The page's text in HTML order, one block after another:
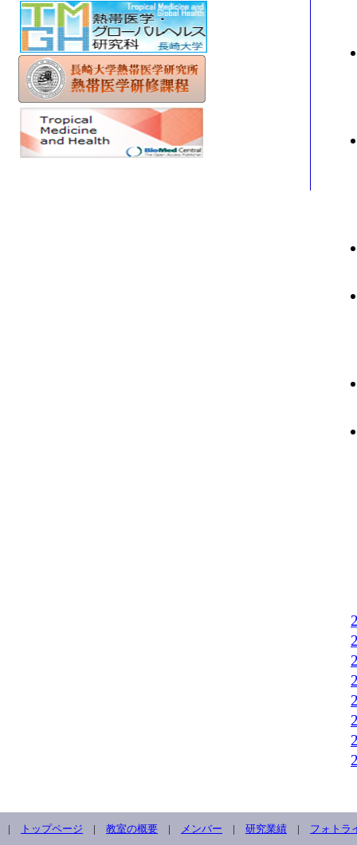
| トップページ | 教室の概要 | メンバー | 研究業績 | フォトラ